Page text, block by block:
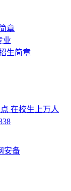
章
业
生简章
在校生上万人
安备